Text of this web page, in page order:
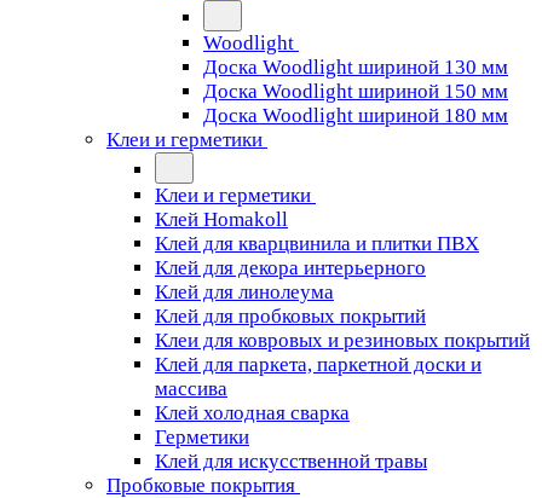
Woodlight
Доска Woodlight шириной 130 мм
Доска Woodlight шириной 150 мм
Доска Woodlight шириной 180 мм
Клеи и герметики
Клеи и герметики
Клей Homakoll
Клей для кварцвинила и плитки ПВХ
Клей для декора интерьерного
Клей для линолеума
Клей для пробковых покрытий
Клеи для ковровых и резиновых покрытий
Клей для паркета, паркетной доски и
массива
Клей холодная сварка
Герметики
Клей для искусственной травы
Пробковые покрытия